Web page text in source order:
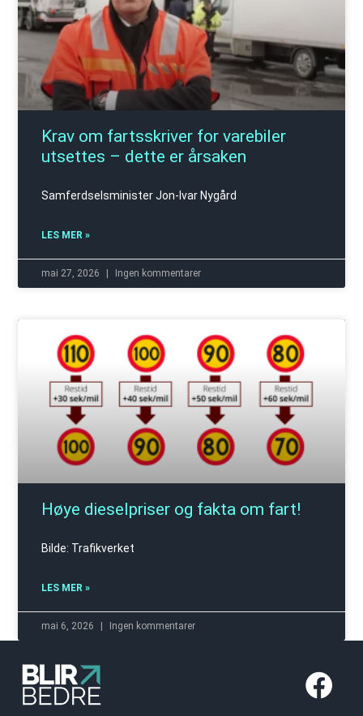
Krav om fartsskriver for varebiler
utsettes – dette er årsaken
Samferdselsminister Jon-Ivar Nygård
LES MER »
mai 27, 2026 Ingen kommentarer
Høye dieselpriser og fakta om fart!
Bilde: Trafikverket
LES MER »
mai 6, 2026 Ingen kommentarer